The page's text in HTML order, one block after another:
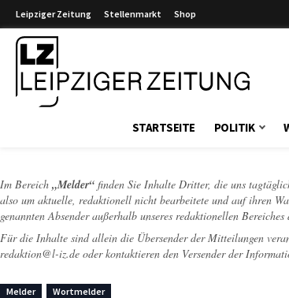
Leipziger Zeitung Stellenmarkt Shop
STARTSEITE POLITIK
Im Bereich „Melder“ finden Sie Inhalte Dritter, die uns
also um aktuelle, redaktionell nicht bearbeitete und auf ihren
genannten Absender außerhalb unseres redaktionellen Bereiches
Für die Inhalte sind allein die Übersender der Mitteilungen
redaktion@l-iz.de oder kontaktieren den Versender der
Melder Wortmelder